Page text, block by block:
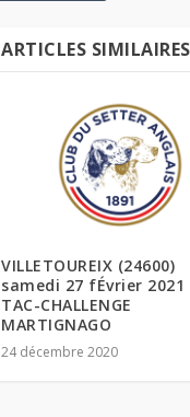
ARTICLES SIMILAIRES
VILLETOUREIX (24600)
samedi 27 fÉvrier 2021
TAC-CHALLENGE
MARTIGNAGO
24 décembre 2020